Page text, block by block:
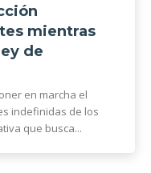
mientras
de
en marcha el
indefinidas de los
que busca...